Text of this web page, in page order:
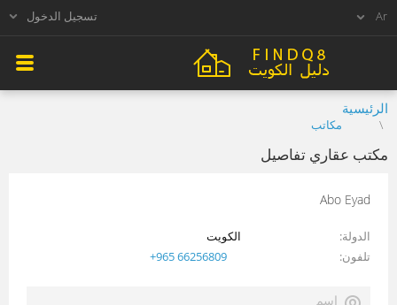
تسجيل الدخول
الرئيسية
مكاتب
مكتب عقاري تفاصيل
Abo Eyad
الدولة
الكويت
تلفون
+965 66256809